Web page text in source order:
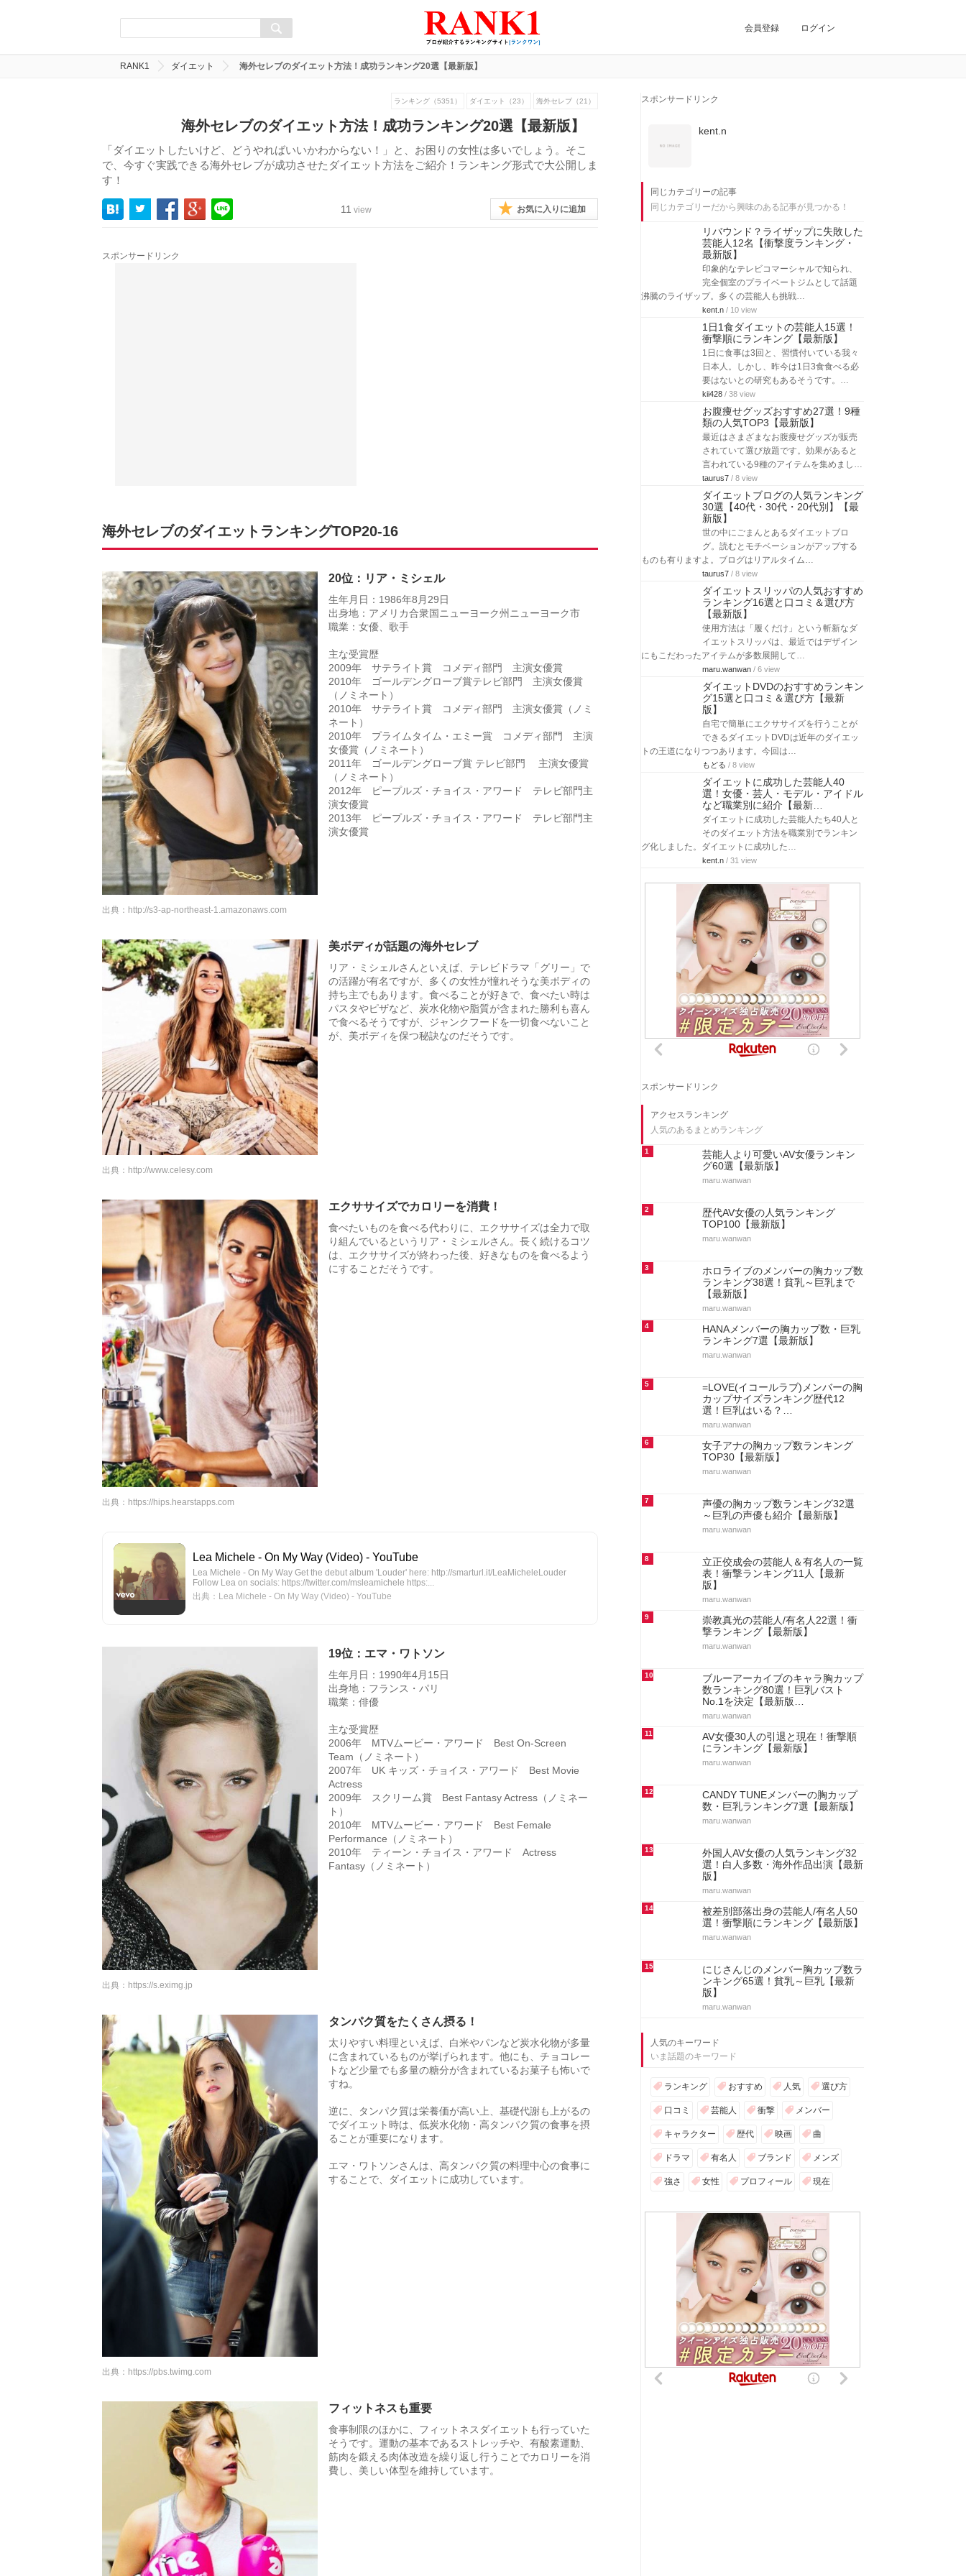
会員登録 ログイン
RANK1 ダイエット 海外セレブのダイエット方法！成功ランキング20選【最新版】
ランキング（5351） ダイエット（23） 海外セレブ（21）
海外セレブのダイエット方法！成功ランキング20選【最新版】
「ダイエットしたいけど、どうやればいいかわからない！」と、お困りの女性は多いでしょう。そこ
で、今すぐ実践できる海外セレブが成功させたダイエット方法をご紹介！ランキング形式で大公開しま
す！
11 view お気に入りに追加
スポンサードリンク
海外セレブのダイエットランキングTOP20-16
20位：リア・ミシェル
生年月日：1986年8月29日
出身地：アメリカ合衆国ニューヨーク州ニューヨーク市
職業：女優、歌手
主な受賞歴
2009年 サテライト賞 コメディ部門 主演女優賞
2010年 ゴールデングローブ賞テレビ部門 主演女優賞
（ノミネート）
2010年 サテライト賞 コメディ部門 主演女優賞（ノミ
ネート）
2010年 プライムタイム・エミー賞 コメディ部門 主演
女優賞（ノミネート）
2011年 ゴールデングローブ賞 テレビ部門 主演女優賞
（ノミネート）
2012年 ピープルズ・チョイス・アワード テレビ部門主
演女優賞
2013年 ピープルズ・チョイス・アワード テレビ部門主
演女優賞
出典： http://s3-ap-northeast-1.amazonaws.com
美ボディが話題の海外セレブ
リア・ミシェルさんといえば、テレビドラマ「グリー」で
の活躍が有名ですが、多くの女性が憧れそうな美ボディの
持ち主でもあります。食べることが好きで、食べたい時は
パスタやピザなど、炭水化物や脂質が含まれた勝利も喜ん
で食べるそうですが、ジャンクフードを一切食べないこと
が、美ボディを保つ秘訣なのだそうです。
出典： http://www.celesy.com
エクササイズでカロリーを消費！
食べたいものを食べる代わりに、エクササイズは全力で取
り組んでいるというリア・ミシェルさん。長く続けるコツ
は、エクササイズが終わった後、好きなものを食べるよう
にすることだそうです。
出典： https://hips.hearstapps.com
Lea Michele - On My Way (Video) - YouTube
Lea Michele - On My Way Get the debut album 'Louder' here: http://smarturl.it/LeaMicheleLouder
Follow Lea on socials: https://twitter.com/msleamichele https:...
出典：Lea Michele - On My Way (Video) - YouTube
19位：エマ・ワトソン
生年月日：1990年4月15日
出身地：フランス・パリ
職業：俳優
主な受賞歴
2006年 MTVムービー・アワード Best On-Screen
Team（ノミネート）
2007年 UK キッズ・チョイス・アワード Best Movie
Actress
2009年 スクリーム賞 Best Fantasy Actress（ノミネー
ト）
2010年 MTVムービー・アワード Best Female
Performance（ノミネート）
2010年 ティーン・チョイス・アワード Actress
Fantasy（ノミネート）
出典： https://s.eximg.jp
タンパク質をたくさん摂る！
太りやすい料理といえば、白米やパンなど炭水化物が多量
に含まれているものが挙げられます。他にも、チョコレー
トなど少量でも多量の糖分が含まれているお菓子も怖いで
すね。
逆に、タンパク質は栄養価が高い上、基礎代謝も上がるの
でダイエット時は、低炭水化物・高タンパク質の食事を摂
ることが重要になります。
エマ・ワトソンさんは、高タンパク質の料理中心の食事に
することで、ダイエットに成功しています。
出典： https://pbs.twimg.com
フィットネスも重要
食事制限のほかに、フィットネスダイエットも行っていた
そうです。運動の基本であるストレッチや、有酸素運動、
筋肉を鍛える肉体改造を繰り返し行うことでカロリーを消
費し、美しい体型を維持しています。
スポンサードリンク
kent.n
同じカテゴリーの記事
同じカテゴリーだから興味のある記事が見つかる！
リバウンド？ライザップに失敗した
芸能人12名【衝撃度ランキング・
最新版】
印象的なテレビコマーシャルで知られ、
完全個室のプライベートジムとして話題
沸騰のライザップ。多くの芸能人も挑戦…
kent.n / 10 view
1日1食ダイエットの芸能人15選！
衝撃順にランキング【最新版】
1日に食事は3回と、習慣付いている我々
日本人。しかし、昨今は1日3食食べる必
要はないとの研究もあるそうです。…
kii428 / 38 view
お腹痩せグッズおすすめ27選！9種
類の人気TOP3【最新版】
最近はさまざまなお腹痩せグッズが販売
されていて選び放題です。効果があると
言われている9種のアイテムを集めまし…
taurus7 / 8 view
ダイエットブログの人気ランキング
30選【40代・30代・20代別】【最
新版】
世の中にごまんとあるダイエットブロ
グ。読むとモチベーションがアップする
ものも有りますよ。ブログはリアルタイム…
taurus7 / 8 view
ダイエットスリッパの人気おすすめ
ランキング16選と口コミ＆選び方
【最新版】
使用方法は「履くだけ」という斬新なダ
イエットスリッパは、最近ではデザイン
にもこだわったアイテムが多数展開して…
maru.wanwan / 6 view
ダイエットDVDのおすすめランキン
グ15選と口コミ＆選び方【最新
版】
自宅で簡単にエクササイズを行うことが
できるダイエットDVDは近年のダイエッ
トの王道になりつつあります。今回は…
もどる / 8 view
ダイエットに成功した芸能人40
選！女優・芸人・モデル・アイドル
など職業別に紹介【最新…
ダイエットに成功した芸能人たち40人と
そのダイエット方法を職業別でランキン
グ化しました。ダイエットに成功した…
kent.n / 31 view
スポンサードリンク
アクセスランキング
人気のあるまとめランキング
1
芸能人より可愛いAV女優ランキン
グ60選【最新版】
maru.wanwan
2
歴代AV女優の人気ランキング
TOP100【最新版】
maru.wanwan
3
ホロライブのメンバーの胸カップ数
ランキング38選！貧乳～巨乳まで
【最新版】
maru.wanwan
4
HANAメンバーの胸カップ数・巨乳
ランキング7選【最新版】
maru.wanwan
5
=LOVE(イコールラブ)メンバーの胸
カップサイズランキング歴代12
選！巨乳はいる？…
maru.wanwan
6
女子アナの胸カップ数ランキング
TOP30【最新版】
maru.wanwan
7
声優の胸カップ数ランキング32選
～巨乳の声優も紹介【最新版】
maru.wanwan
8
立正佼成会の芸能人＆有名人の一覧
表！衝撃ランキング11人【最新
版】
maru.wanwan
9
崇教真光の芸能人/有名人22選！衝
撃ランキング【最新版】
maru.wanwan
10
ブルーアーカイブのキャラ胸カップ
数ランキング80選！巨乳バスト
No.1を決定【最新版…
maru.wanwan
11
AV女優30人の引退と現在！衝撃順
にランキング【最新版】
maru.wanwan
12
CANDY TUNEメンバーの胸カップ
数・巨乳ランキング7選【最新版】
maru.wanwan
13
外国人AV女優の人気ランキング32
選！白人多数・海外作品出演【最新
版】
maru.wanwan
14
被差別部落出身の芸能人/有名人50
選！衝撃順にランキング【最新版】
maru.wanwan
15
にじさんじのメンバー胸カップ数ラ
ンキング65選！貧乳～巨乳【最新
版】
maru.wanwan
人気のキーワード
いま話題のキーワード
ランキング おすすめ 人気 選び方
口コミ 芸能人 衝撃 メンバー
キャラクター 歴代 映画 曲
ドラマ 有名人 ブランド メンズ
強さ 女性 プロフィール 現在